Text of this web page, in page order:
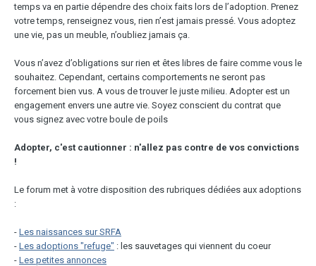
temps va en partie dépendre des choix faits lors de l’adoption. Prenez
votre temps, renseignez vous, rien n’est jamais pressé. Vous adoptez
une vie, pas un meuble, n’oubliez jamais ça.
Vous n’avez d’obligations sur rien et êtes libres de faire comme vous le
souhaitez. Cependant, certains comportements ne seront pas
forcement bien vus. A vous de trouver le juste milieu. Adopter est un
engagement envers une autre vie. Soyez conscient du contrat que
vous signez avec votre boule de poils
Adopter, c'est cautionner : n'allez pas contre de vos convictions
!
Le forum met à votre disposition des rubriques dédiées aux adoptions
:
- Les naissances sur SRFA
- Les adoptions "refuge" : les sauvetages qui viennent du coeur
- Les petites annonces